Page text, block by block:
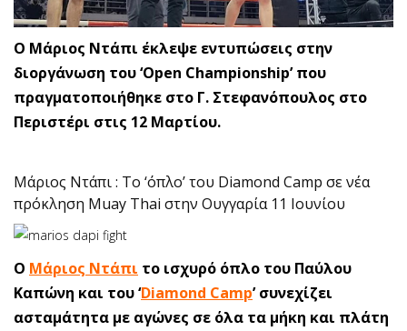
O Μάριος Ντάπι έκλεψε εντυπώσεις στην
διοργάνωση του ‘Open Championship’ που
πραγματοποιήθηκε στο Γ. Στεφανόπουλος στο
Περιστέρι στις 12 Μαρτίου.
Μάριος Ντάπι : Το ‘όπλο’ του Diamond Camp σε νέα
πρόκληση Muay Thai στην Ουγγαρία 11 Ιουνίου
Ο Μάριος Ντάπι το ισχυρό όπλο του Παύλου
Καπώνη και του ‘Diamond Camp’ συνεχίζει
ασταμάτητα με αγώνες σε όλα τα μήκη και πλάτη